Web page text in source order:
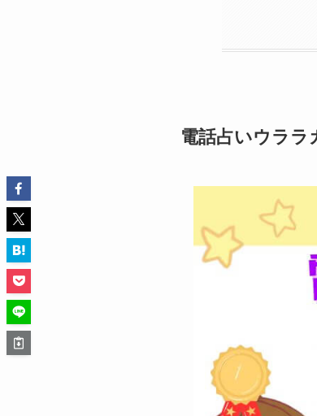
電話占いウララ